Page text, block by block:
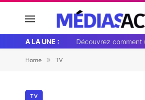
A LA UNE :
Home » TV
TV